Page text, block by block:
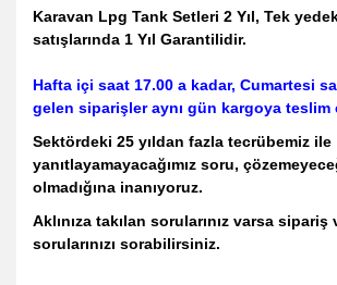
Karavan Lpg Tank Setleri 2 Yıl, Tek
satışlarında 1 Yıl Garantilidir.
Hafta içi saat 17.00 a kadar, Cumartesi
gelen siparişler aynı gün kargoya teslim
Sektördeki 25 yıldan fazla tecrübemiz ile
yanıtlayamayacağımız soru,
olmadığına inanıyoruz.
Aklınıza takılan sorularınız varsa
sorularınızı sorabilirsiniz.